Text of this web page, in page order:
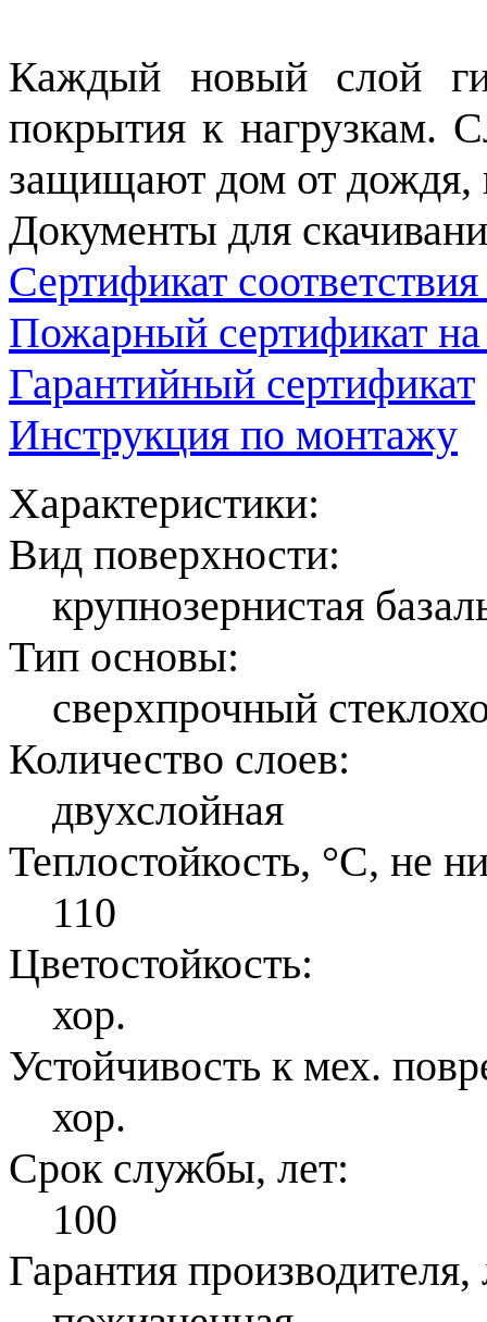
Каждый новый слой
покрытия к нагрузкам.
защищают дом от дождя,
Документы для
Сертификат
Пожарный сертификат
Гарантийный сертификат
Инструкция по монтажу
Характеристики:
Вид поверхности:
крупнозернистая
Тип основы:
сверхпрочный
Количество слоев:
двухслойная
Теплостойкость, °С, не
110
Цветостойкость:
хор.
Устойчивость к мех.
хор.
Срок службы, лет:
100
Гарантия производителя,